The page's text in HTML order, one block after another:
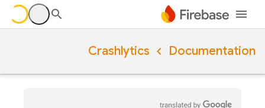
Documentation
Crashlytics